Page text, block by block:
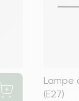
Lampe
(E27)